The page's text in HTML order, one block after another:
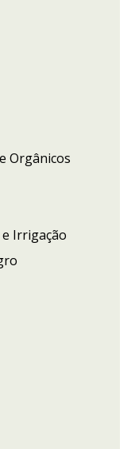
Orgânicos
Irrigação